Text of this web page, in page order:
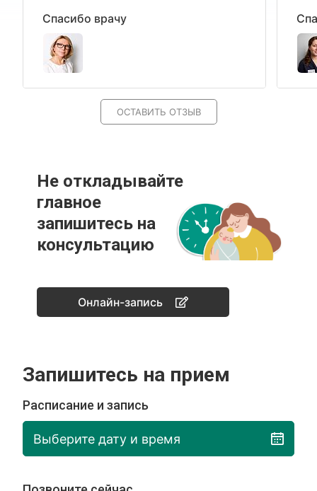
Спасибо врачу
ОСТАВИТЬ ОТЗЫВ
Не откладывайте
главное
запишитесь на
консультацию
Онлайн-запись
Запишитесь на прием
Расписание и запись
Выберите дату и время